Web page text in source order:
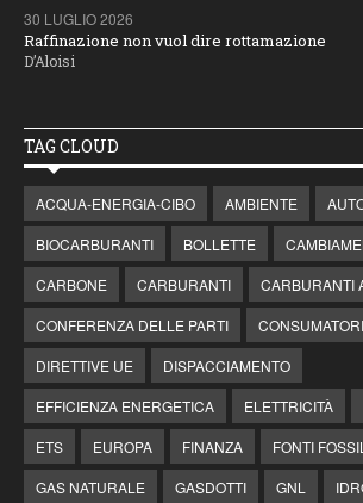
30 LUGLIO 2026
Raffinazione non vuol dire rottamazione
D’Aloisi
TAG CLOUD
ACQUA-ENERGIA-CIBO AMBIENTE
BIOCARBURANTI
BOLLETTE
CARBONE
CARBURANTI
CARBURANTI
CONFERENZA DELLE PARTI
CONSUMATORI
DIRETTIVE UE
DISPACCIAMENTO
EFFICIENZA ENERGETICA
ELETTRICITÀ
ETS
EUROPA FINANZA
FONTI
GAS NATURALE
GASDOTTI GNL